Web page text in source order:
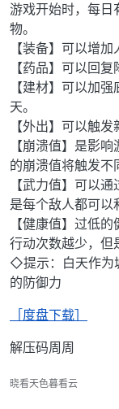
游戏开始时，每日
物。
【装备】可以增
【药品】可以回
【建材】可以加
天。
【外出】可以触
【崩溃值】是影
的崩溃值将触发不
【武力值】可以
是每个敌人都可以
【健康值】过低
行动次数越少，但
◇提示：白天作为
的防御力
［度盘下载］
解压码周周
晓看天色暮看云